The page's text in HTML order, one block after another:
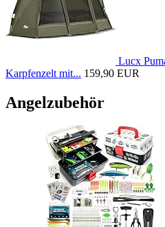
Lucx
Karpfenzelt mit... 159,90 EUR
Angelzubehör